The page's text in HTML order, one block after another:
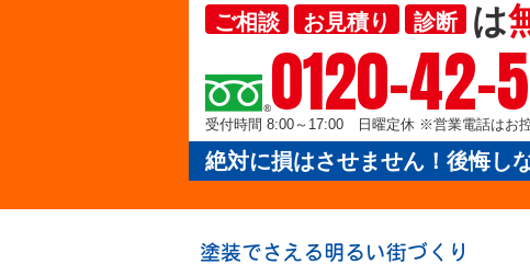
ご相談 お見積り 診断 は
0120-42-
受付時間 8:00～17:00 日曜定休 ※営業電話はお
絶対に損はさせません！後悔し